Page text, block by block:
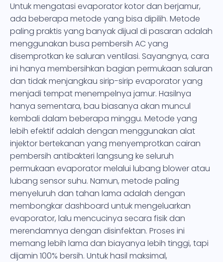
Untuk mengatasi evaporator kotor dan berjamur,
ada beberapa metode yang bisa dipilih. Metode
paling praktis yang banyak dijual di pasaran adalah
menggunakan busa pembersih AC yang
disemprotkan ke saluran ventilasi. Sayangnya, cara
ini hanya membersihkan bagian permukaan saluran
dan tidak menjangkau sirip-sirip evaporator yang
menjadi tempat menempelnya jamur. Hasilnya
hanya sementara, bau biasanya akan muncul
kembali dalam beberapa minggu. Metode yang
lebih efektif adalah dengan menggunakan alat
injektor bertekanan yang menyemprotkan cairan
pembersih antibakteri langsung ke seluruh
permukaan evaporator melalui lubang blower atau
lubang sensor suhu. Namun, metode paling
menyeluruh dan tahan lama adalah dengan
membongkar dashboard untuk mengeluarkan
evaporator, lalu mencucinya secara fisik dan
merendamnya dengan disinfektan. Proses ini
memang lebih lama dan biayanya lebih tinggi, tapi
dijamin 100% bersih. Untuk hasil maksimal,